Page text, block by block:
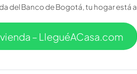
del Banco de Bogotá, tu hogar está
– LleguéACasa.com